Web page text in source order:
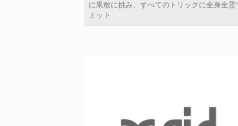
に果敢に挑み、すべてのトリックに全身全霊
ミット